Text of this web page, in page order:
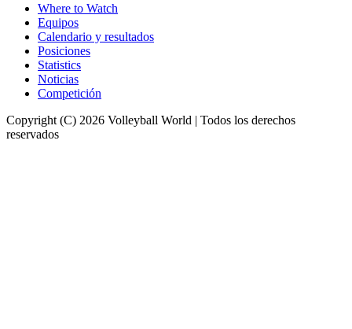
Where to Watch
Equipos
Calendario y resultados
Posiciones
Statistics
Noticias
Competición
Copyright (C) 2026 Volleyball World | Todos los derechos
reservados